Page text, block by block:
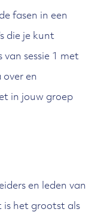
fasen in een
die je kunt
sessie 1 met
over en
in jouw groep
en leden van
is het grootst als